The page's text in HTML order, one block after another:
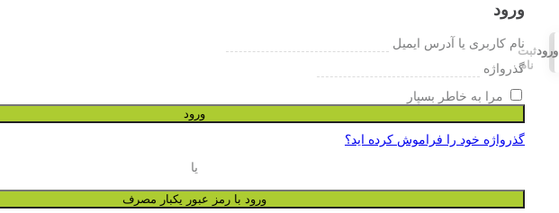
ورودثبت
نام
ورود
نام کاربری یا آدرس ایمیل
گذرواژه
مرا به خاطر بسپار
ورود
گذرواژه خود را فراموش کرده اید؟
یا
ورود با رمز عبور یکبار مصرف